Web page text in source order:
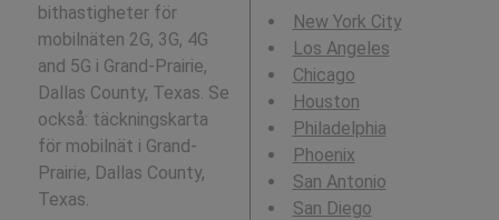
bithastigheter för
mobilnäten 2G, 3G, 4G
and 5G i Grand-Prairie,
Dallas County, Texas. Se
också: täckningskarta
för mobilnät i Grand-
Prairie, Dallas County,
Texas.
New York City
Los Angeles
Chicago
Houston
Philadelphia
Phoenix
San Antonio
San Diego